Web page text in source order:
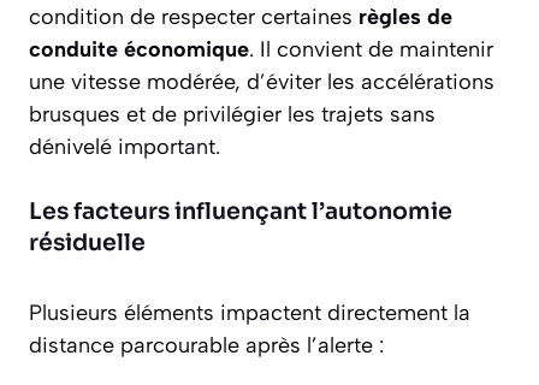
condition de respecter certaines règles de
conduite économique. Il convient de maintenir
une vitesse modérée, d’éviter les accélérations
brusques et de privilégier les trajets sans
dénivelé important.
Les facteurs influençant l’autonomie
résiduelle
Plusieurs éléments impactent directement la
distance parcourable après l’alerte :